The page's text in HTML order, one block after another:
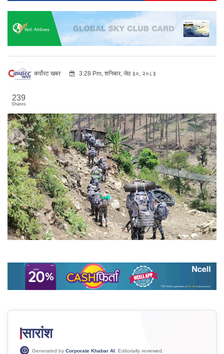
कर्पोरट खबर 3:28 Pm, शनिबार, जेठ ३०, २०८३
239
Shares
सारांश
Generated by Corporate Khabar AI . Editorially reviewed.